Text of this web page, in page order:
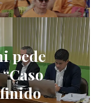
pede